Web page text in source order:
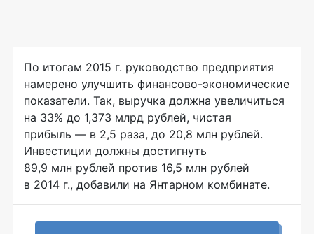
По итогам 2015 г. руководство предприятия
намерено улучшить финансово-экономические
показатели. Так, выручка должна увеличиться
на 33% до 1,373 млрд рублей, чистая
прибыль — в 2,5 раза, до 20,8 млн рублей.
Инвестиции должны достигнуть
89,9 млн рублей против 16,5 млн рублей
в 2014 г., добавили на Янтарном комбинате.